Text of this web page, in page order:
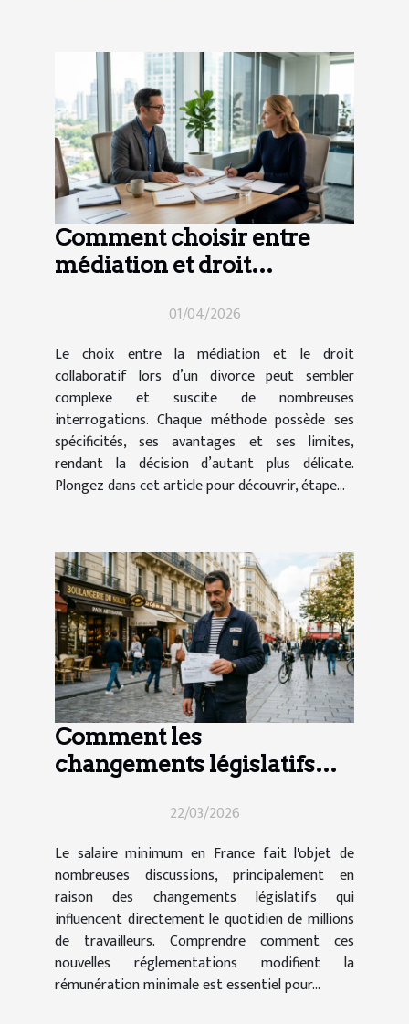
Comment choisir entre
médiation et droit
01/04/2026
Le choix entre la médiation et le droit
collaboratif lors d’un divorce peut sembler
complexe et suscite de nombreuses
interrogations. Chaque méthode possède ses
spécificités, ses avantages et ses limites,
rendant la décision d’autant plus délicate.
Plongez dans cet article pour découvrir, étape...
Comment les
changements législatifs
minimum en France ?
22/03/2026
Le salaire minimum en France fait l'objet de
nombreuses discussions, principalement en
raison des changements législatifs qui
influencent directement le quotidien de millions
de travailleurs. Comprendre comment ces
nouvelles réglementations modifient la
rémunération minimale est essentiel pour...